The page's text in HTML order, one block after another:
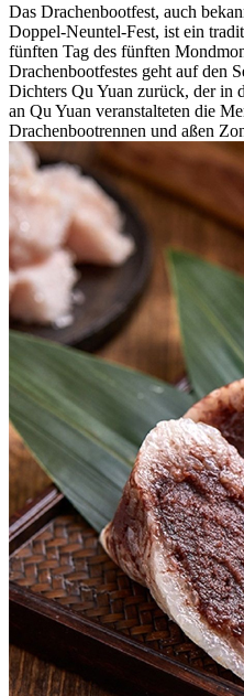
Das Drachenbootfest, auch
Doppel-Neuntel-Fest, ist ein
fünften Tag des fünften
Drachenbootfestes geht auf den
Dichters Qu Yuan zurück, der in
an Qu Yuan veranstalteten die
Drachenbootrennen und aßen